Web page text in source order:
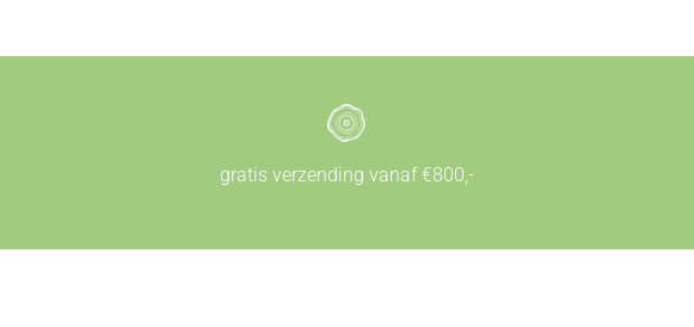
gratis verzending vanaf €800,-